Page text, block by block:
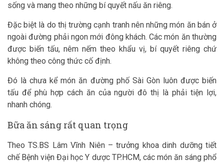
sống và mang theo những bí quyết nấu ăn riêng.
Đặc biệt là do thị trường cạnh tranh nên những món ăn bán ở
ngoài đường phải ngon mới đông khách. Các món ăn thường
được biến tấu, nêm nếm theo khẩu vị, bí quyết riêng chứ
không theo công thức cố định.
Đó là chưa kể món ăn đường phố Sài Gòn luôn được biến
tấu để phù hợp cách ăn của người đô thị là phải tiện lợi,
nhanh chóng.
Bữa ăn sáng rất quan trọng
Theo TS.BS Lâm Vĩnh Niên – trưởng khoa dinh dưỡng tiết
chế Bệnh viện Đại học Y dược TP.HCM, các món ăn sáng phổ